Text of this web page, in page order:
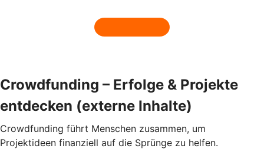
Crowdfunding – Erfolge & Projekte
entdecken (externe Inhalte)
Crowdfunding führt Menschen zusammen, um
Projektideen finanziell auf die Sprünge zu helfen.